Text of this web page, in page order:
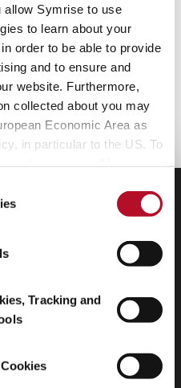
allow Symrise to use
to learn about your
order to be able to provide
and to ensure and
website. Furthermore,
collected about you may
Economic Area as
in particular to the US. To
Tracking and
versuchen wir, den
zu reduzieren“, sagt
bei Symrise, Ägypten.
tragen wir auch zum
ist somit ein weiterer
bis 2025 alle strategischen
nachhaltig zu beziehen.